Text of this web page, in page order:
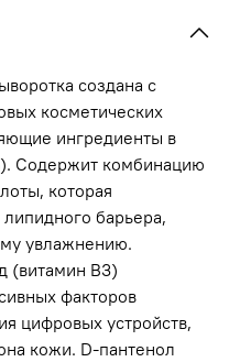
создана с
косметических
ингредиенты в
Содержит комбинацию
которая
барьера,
увлажнению.
(витамин B3)
факторов
цифровых устройств,
кожи. D-пантенол